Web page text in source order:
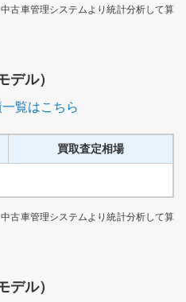
古車管理システムより統計分析して算
デル）
覧はこちら
買取査定相場
古車管理システムより統計分析して算
デル）